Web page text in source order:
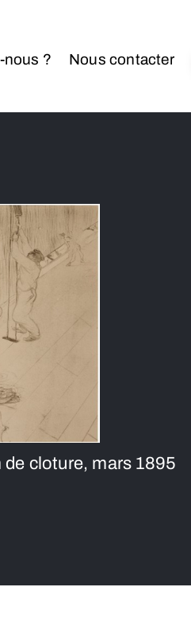
nous ? Nous contacter
de cloture, mars 1895